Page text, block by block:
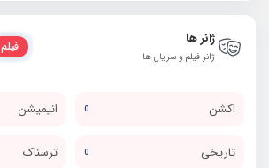
ژانر ها
ژانر فیلم و سریال ها
فیلم
اکشن 0 انیمیشن
تاریخی 0 ترسناک